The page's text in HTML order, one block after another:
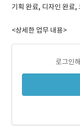
기획 완료, 디자인 완료,
<상세한 업무 내용>
로그인